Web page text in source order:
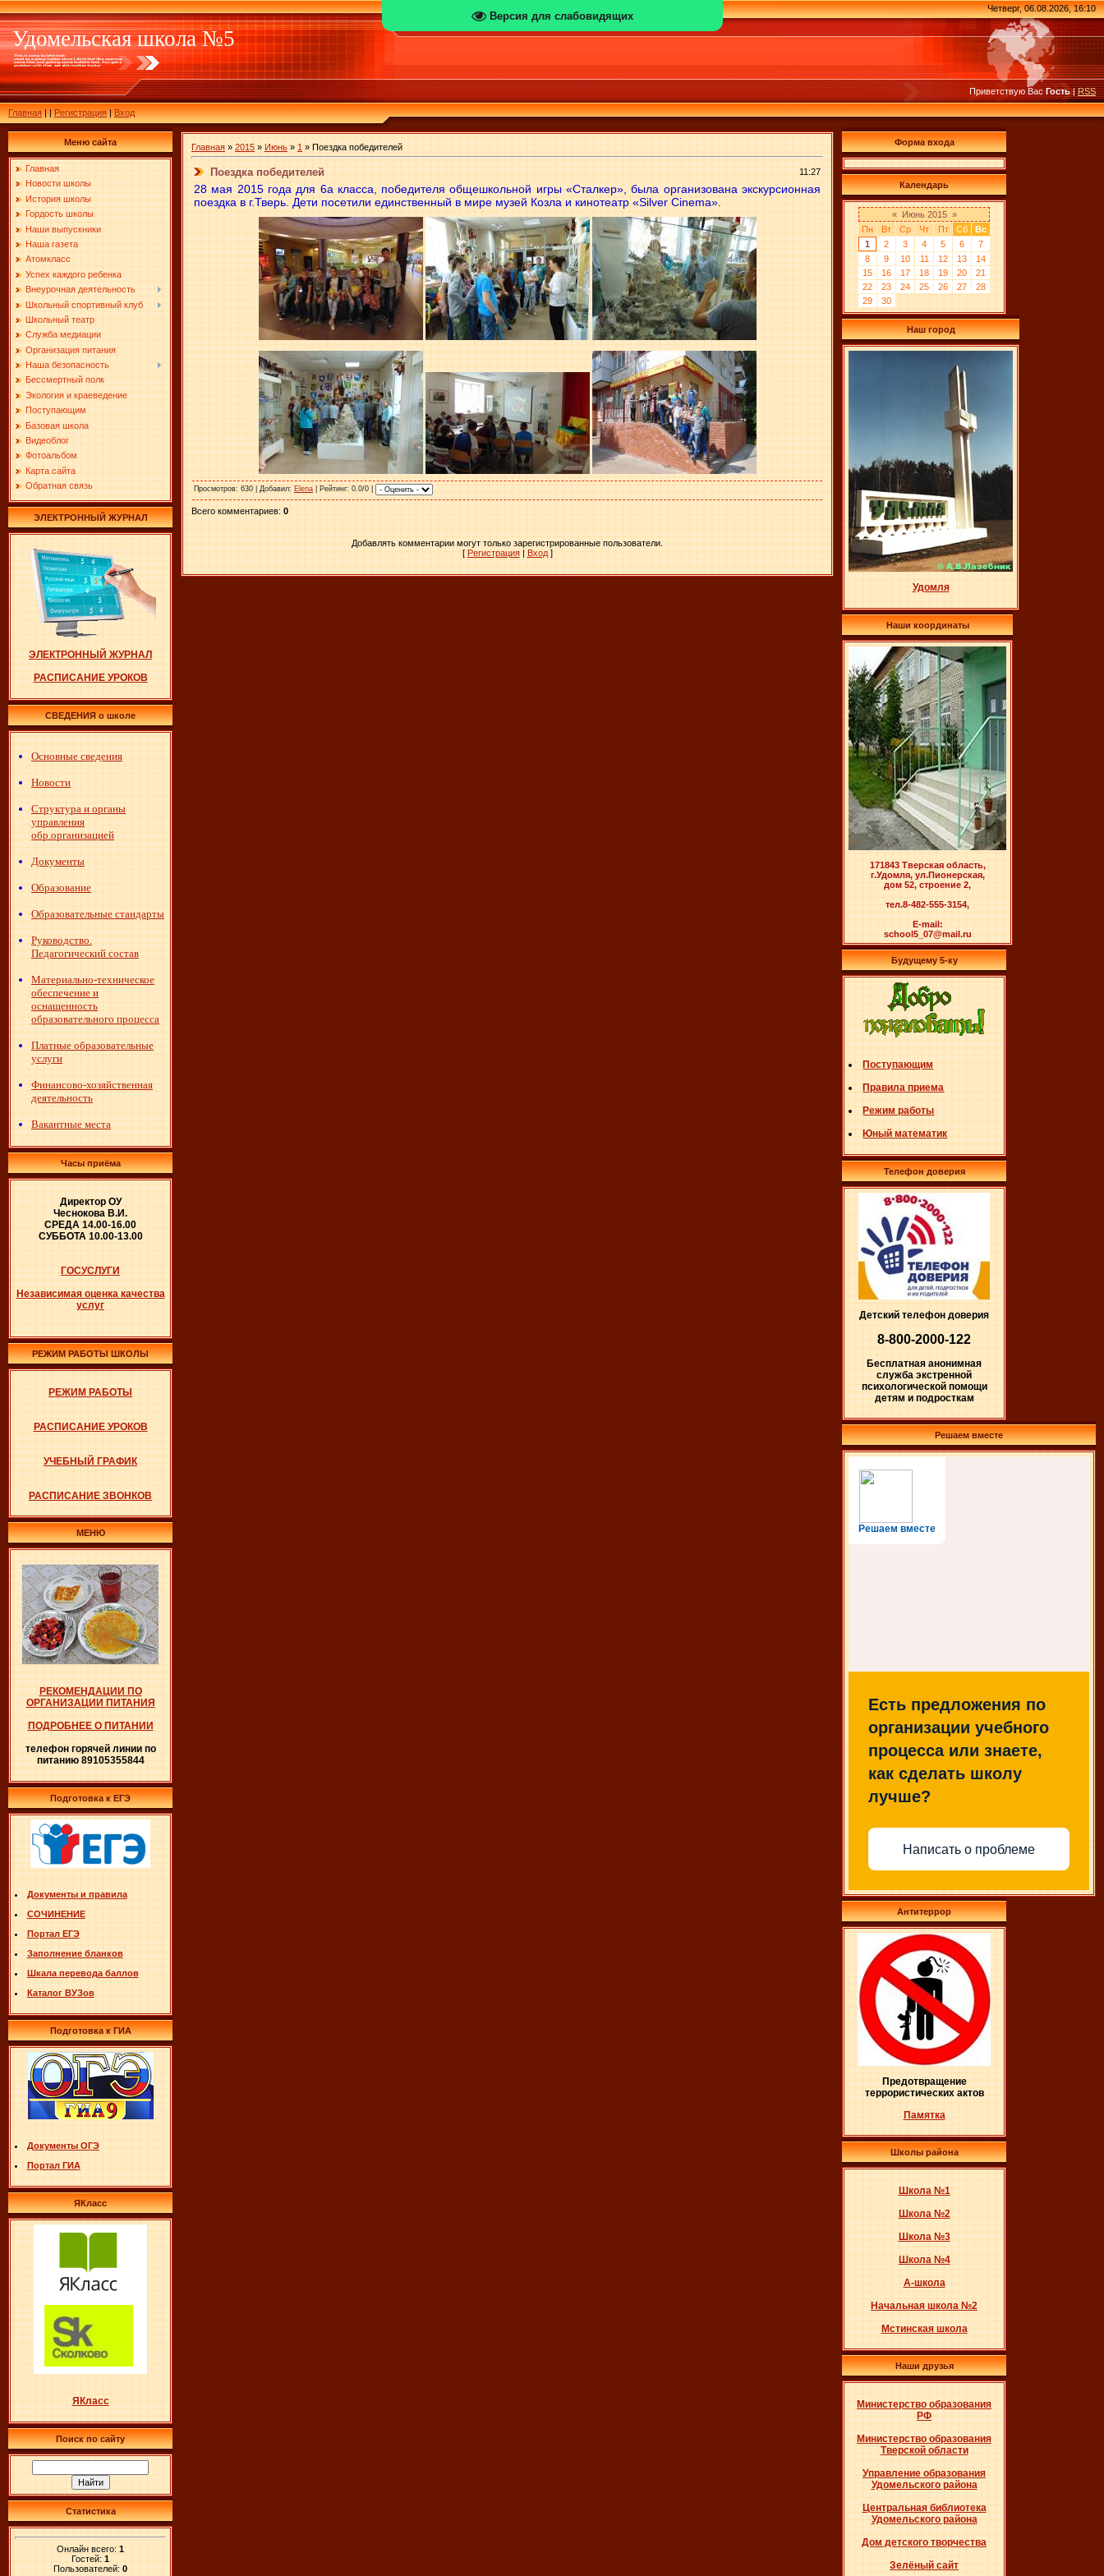
Версия для слабовидящих
Удомельская школа №5
Главная||Регистрация|Вход
Четверг, 06.08.2026, 16:10
Приветствую Вас Гость|RSS
Меню сайта
Главная
Новости школы
История школы
Гордость школы
Наши выпускники
Наша газета
Атомкласс
Успех каждого ребенка
Внеурочная деятельность
Школьный спортивный клуб
Школьный театр
Служба медиации
Организация питания
Наша безопасность
Бессмертный полк
Экология и краеведение
Поступающим
Базовая школа
Видеоблог
Фотоальбом
Карта сайта
Обратная связь
ЭЛЕКТРОННЫЙ ЖУРНАЛ
ЭЛЕКТРОННЫЙ ЖУРНАЛ
РАСПИСАНИЕ УРОКОВ
СВЕДЕНИЯ о школе
Основные сведения
Новости
Структура и органы
управления
обр.организацией
Документы
Образование
Образовательные стандарты
Руководство.
Педагогический состав
Материально-техническое
обеспечение и
оснащенность
образовательного процесса
Платные образовательные
услуги
Финансово-хозяйственная
деятельность
Вакантные места
Часы приёма
Директор ОУ
Чеснокова В.И.
СРЕДА 14.00-16.00
СУББОТА 10.00-13.00
ГОСУСЛУГИ
Независимая оценка качества
услуг
РЕЖИМ РАБОТЫ ШКОЛЫ
РЕЖИМ РАБОТЫ
РАСПИСАНИЕ УРОКОВ
УЧЕБНЫЙ ГРАФИК
РАСПИСАНИЕ ЗВОНКОВ
МЕНЮ
РЕКОМЕНДАЦИИ ПО
ОРГАНИЗАЦИИ ПИТАНИЯ
ПОДРОБНЕЕ О ПИТАНИИ
телефон горячей линии по
питанию 89105355844
Подготовка к ЕГЭ
Документы и правила
СОЧИНЕНИЕ
Портал ЕГЭ
Заполнение бланков
Шкала перевода баллов
Каталог ВУЗов
Подготовка к ГИА
Документы ОГЭ
Портал ГИА
ЯКласс
ЯКласс
Поиск по сайту
Статистика
Онлайн всего: 1
Гостей: 1
Пользователей: 0
Главная » 2015 » Июнь » 1 » Поездка победителей
Поездка победителей 11:27
28 мая 2015 года для 6а класса, победителя общешкольной игры «Сталкер», была организована экскурсионная
поездка в г.Тверь. Дети посетили единственный в мире музей Козла и кинотеатр «Silver Cinema».
Просмотров: 630 | Добавил: Elena Рейтинг: 0.0/0 |
Всего комментариев: 0
Добавлять комментарии могут только зарегистрированные пользователи.
[ Регистрация| Вход]
Форма входа
Календарь
« Июнь 2015 »
Пн
Вт Ср Чт Пт Сб
Вс
1
2 3 4 5 6
7
8
9 10 11 12 13
14
15
16 17 18 19 20
21
22
23 24 25 26 27
28
29
30
Наш город
Удомля
Наши координаты
171843 Тверская область,
г.Удомля, ул.Пионерская,
дом 52, строение 2,
тел.8-482-555-3154,
E-mail:
school5_07@mail.ru
Будущему 5-ку
Поступающим
Правила приема
Режим работы
Юный математик
Телефон доверия
Детский телефон доверия
8-800-2000-122
Бесплатная анонимная
служба экстренной
психологической помощи
детям и подросткам
Решаем вместе
Решаем вместе
Есть предложения по
организации учебного
процесса или знаете,
как сделать школу
лучше?
Написать о проблеме
Антитеррор
Предотвращение
террористических актов
Памятка
Школы района
Школа №1
Школа №2
Школа №3
Школа №4
А-школа
Начальная школа №2
Мстинская школа
Наши друзья
Министерство образования
РФ
Министерство образования
Тверской области
Управление образования
Удомельского района
Центральная библиотека
Удомельского района
Дом детского творчества
Зелёный сайт